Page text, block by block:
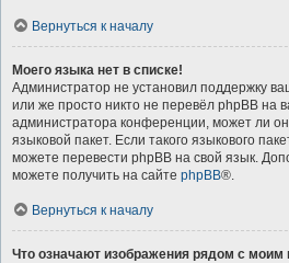
Вернуться к началу
Моего языка нет в списке!
Администратор не установил поддержку
или же просто никто не перевёл phpBB на
администратора конференции, может ли
языковой пакет. Если такого языкового
можете перевести phpBB на свой язык.
можете получить на сайте phpBB®.
Вернуться к началу
Что означают изображения рядом с моим